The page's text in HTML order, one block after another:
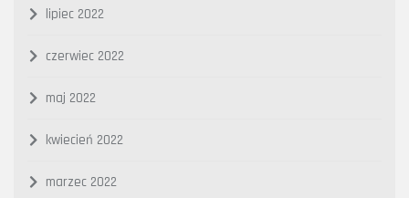
lipiec 2022
czerwiec 2022
maj 2022
kwiecień 2022
marzec 2022